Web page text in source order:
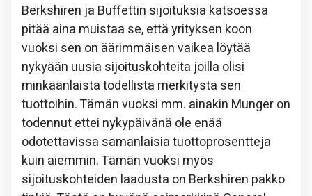
Berkshiren ja Buffettin sijoituksia katsoessa
pitää aina muistaa se, että yrityksen koon
vuoksi sen on äärimmäisen vaikea löytää
nykyään uusia sijoituskohteita joilla olisi
minkäänlaista todellista merkitystä sen
tuottoihin. Tämän vuoksi mm. ainakin Munger on
todennut ettei nykypäivänä ole enää
odotettavissa samanlaisia tuottoprosentteja
kuin aiemmin. Tämän vuoksi myös
sijoituskohteiden laadusta on Berkshiren pakko